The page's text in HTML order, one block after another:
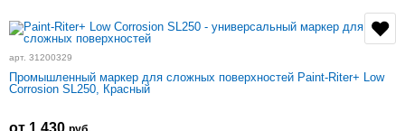
арт. 31200329
Промышленный маркер для сложных поверхностей Paint-Riter+ Low
Corrosion SL250, Красный